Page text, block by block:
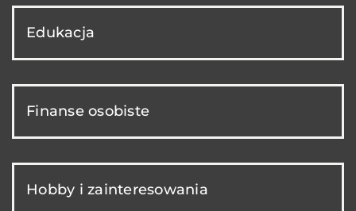
Edukacja
Finanse osobiste
Hobby i zainteresowania